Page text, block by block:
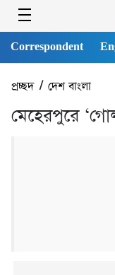
Correspondent
প্রচ্ছদ/ দেশ বাংলা
মেহেরপুরে